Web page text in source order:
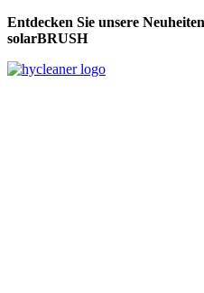
Entdecken Sie unsere
solarBRUSH